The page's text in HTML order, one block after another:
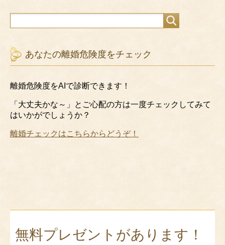
あなたの離婚危険度をチェック
離婚危険度をAIで診断できます！
「大丈夫かな～」とご心配の方は一度チェックしてみて
はいかがでしょうか？
離婚チェックはこちらからどうぞ！
無料プレゼントがあります！